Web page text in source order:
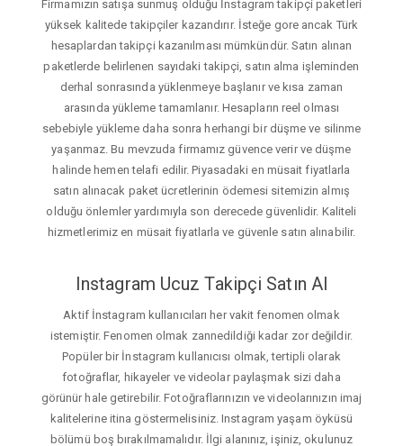
Firmamızın satışa sunmuş olduğu İnstagram takipçi paketleri
yüksek kalitede takipçiler kazandırır. İsteğe gore ancak Türk
hesaplardan takipçi kazanılması mümkündür. Satın alınan
paketlerde belirlenen sayıdaki takipçi, satın alma işleminden
derhal sonrasında yüklenmeye başlanır ve kısa zaman
arasında yükleme tamamlanır. Hesapların reel olması
sebebiyle yükleme daha sonra herhangi bir düşme ve silinme
yaşanmaz. Bu mevzuda firmamız güvence verir ve düşme
halinde hemen telafi edilir. Piyasadaki en müsait fiyatlarla
satın alınacak paket ücretlerinin ödemesi sitemizin almış
olduğu önlemler yardımıyla son derecede güvenlidir. Kaliteli
hizmetlerimiz en müsait fiyatlarla ve güvenle satın alınabilir.
Instagram Ucuz Takipçi Satın Al
Aktif İnstagram kullanıcıları her vakit fenomen olmak
istemiştir. Fenomen olmak zannedildiği kadar zor değildir.
Popüler bir İnstagram kullanıcısı olmak, tertipli olarak
fotoğraflar, hikayeler ve videolar paylaşmak sizi daha
görünür hale getirebilir. Fotoğraflarınızın ve videolarınızın imaj
kalitelerine itina göstermelisiniz. Instagram yaşam öyküsü
bölümü boş bırakılmamalıdır. İlgi alanınız, işiniz, okulunuz